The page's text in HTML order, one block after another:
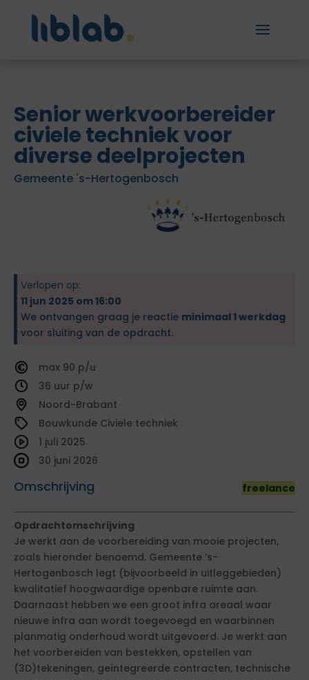
Senior werkvoorbereider
civiele techniek voor
diverse deelprojecten
Gemeente 's-Hertogenbosch
Verlopen op:
11 jun 2025 om 16:00
We ontvangen graag je reactie minimaal 1 werkdag
voor sluiting van de opdracht.
90
36
Noord-Brabant
Bouwkunde Civiele techniek
Omschrijving freelance
1 juli 2025
30 juni 2026
Opdrachtomschrijving
Je werkt aan de voorbereiding van mooie projecten,
zoals hieronder benoemd. Gemeente ’s-
Hertogenbosch legt (bijvoorbeeld in uitleggebieden)
kwalitatief hoogwaardige openbare ruimte aan.
Daarnaast hebben we een groot infra areaal waar
nieuwe infra aan wordt toegevoegd en waarbinnen
planmatig onderhoud wordt uitgevoerd. Je werkt aan
het voorbereiden van bestekken, opstellen van
(3D)tekeningen, geïntegreerde contracten, technische